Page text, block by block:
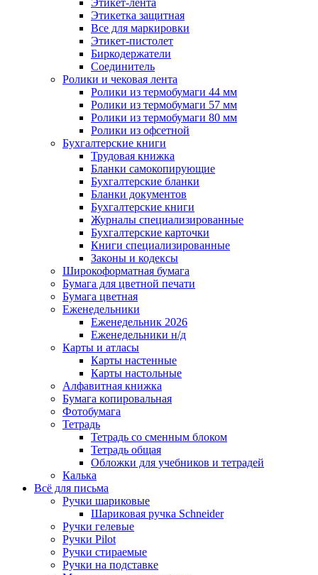
Этикетка защитная
Все для маркировки
Этикет-пистолет
Биркодержатели
Соединитель
Ролики и чековая лента
Ролики из термобумаги 44 мм
Ролики из термобумаги 57 мм
Ролики из термобумаги 80 мм
Ролики из офсетной
Бухгалтерские книги
Трудовая книжка
Бланки самокопирующие
Бухгалтерские бланки
Бланки документов
Бухгалтерские книги
Журналы специализированные
Бухгалтерские карточки
Книги специализированные
Законы и кодексы
Широкоформатная бумага
Бумага для цветной печати
Бумага цветная
Еженедельники
Еженедельник 2026
Еженедельники н/д
Карты и атласы
Карты настенные
Карты настольные
Алфавитная книжка
Бумага копировальная
Фотобумага
Тетрадь
Тетрадь со сменным блоком
Тетрадь общая
Обложки для учебников и тетрадей
Калька
Всё для письма
Ручки шариковые
Шариковая ручка Schneider
Ручки гелевые
Ручки Pilot
Ручки стираемые
Ручки на подставке